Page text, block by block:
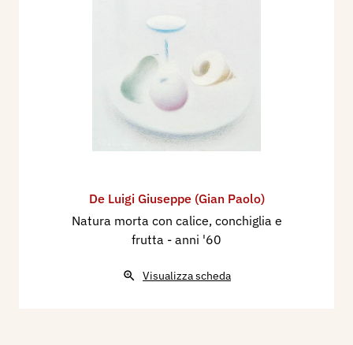
De Luigi Giuseppe (Gian Paolo)
Natura morta con calice, conchiglia e
frutta - anni '60
Visualizza scheda